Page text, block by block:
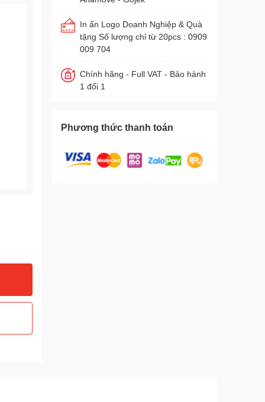
In ấn Logo Doanh Nghiệp & Quà
tặng Số lượng chỉ từ 20pcs : 0909
009 704
Chính hãng - Full VAT - Bảo hành
1 đổi 1
Phương thức thanh toán